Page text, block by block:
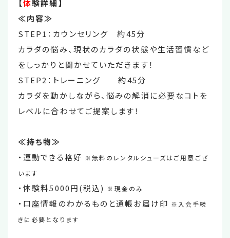
【体験詳細】
≪内容≫
STEP1：カウンセリング 約45分
カラダの悩み、現状のカラダの状態や生活習慣など
をしっかりと聞かせていただきます！
STEP2：トレーニング 約45分
カラダを動かしながら、悩みの解消に必要なコトを
レベルに合わせてご提案します！
≪持ち物≫
・運動できる格好 ※無料のレンタルシューズはご用意ござ
います
・体験料5000円(税込) ※現金のみ
・口座情報のわかるものと通帳お届け印 ※入会手続
きに必要となります